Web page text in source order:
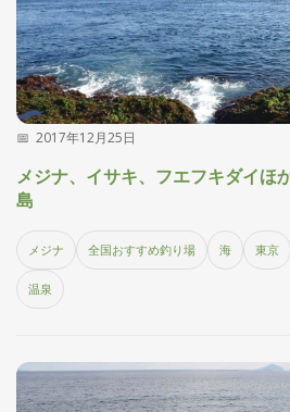
2017年12月25日
メジナ、イサキ、フエフキダイほ
島
メジナ 全国おすすめ釣り場 海 東京
温泉
📖 り
人
ブ
ロ
グ
お
問
合
わ